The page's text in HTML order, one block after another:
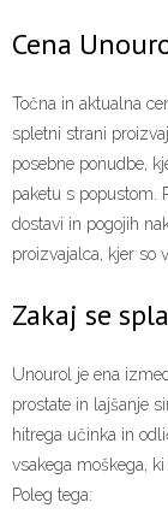
Cena
Točna in aktualna
spletni strani
posebne ponudbe,
paketu s popustom.
dostavi in pogojih
proizvajalca, kjer so
Zakaj se
Unourol je ena
prostate in lajšanje
hitrega učinka in
vsakega moškega,
Poleg tega: